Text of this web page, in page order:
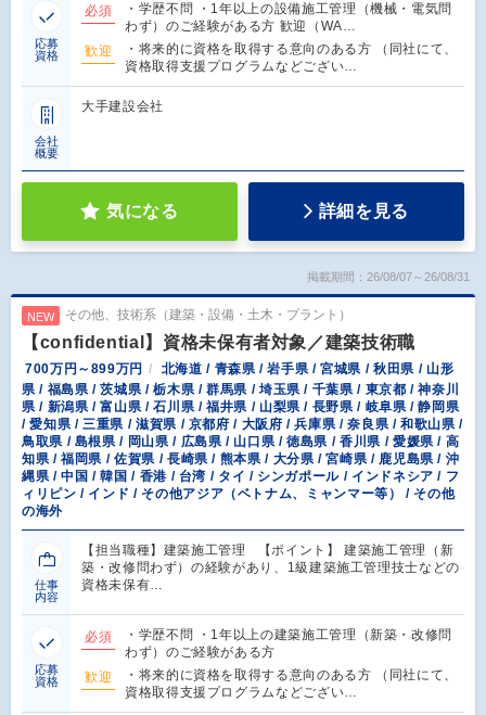
応募
資格
必須
・学歴不問 ・1年以上の設備施工管理（機械・電気問
わず）のご経験がある方 歓迎（WA…
歓迎
・将来的に資格を取得する意向のある方 （同社にて、
資格取得支援プログラムなどござい…
会社
概要
大手建設会社
気になる 詳細を見る
掲載期間：26/08/07～26/08/31
NEW その他、技術系（建築・設備・土木・プラント）
【confidential】資格未保有者対象／建築技術職
700万円～899万円
北海道 / 青森県 / 岩手県 / 宮城県 / 秋田県 / 山形
県 / 福島県 / 茨城県 / 栃木県 / 群馬県 / 埼玉県 / 千葉県 / 東京都 / 神奈川
県 / 新潟県 / 富山県 / 石川県 / 福井県 / 山梨県 / 長野県 / 岐阜県 / 静岡県
/ 愛知県 / 三重県 / 滋賀県 / 京都府 / 大阪府 / 兵庫県 / 奈良県 / 和歌山県 /
鳥取県 / 島根県 / 岡山県 / 広島県 / 山口県 / 徳島県 / 香川県 / 愛媛県 / 高
知県 / 福岡県 / 佐賀県 / 長崎県 / 熊本県 / 大分県 / 宮崎県 / 鹿児島県 / 沖
縄県 / 中国 / 韓国 / 香港 / 台湾 / タイ / シンガポール / インドネシア / フ
ィリピン / インド / その他アジア（ベトナム、ミャンマー等） / その他
の海外
仕事
内容
【担当職種】建築施工管理 【ポイント】 建築施工管理（新
築・改修問わず）の経験があり、1級建築施工管理技士などの
資格未保有…
応募
資格
必須
・学歴不問 ・1年以上の建築施工管理（新築・改修問
わず）のご経験がある方
歓迎
・将来的に資格を取得する意向のある方 （同社にて、
資格取得支援プログラムなどござい…